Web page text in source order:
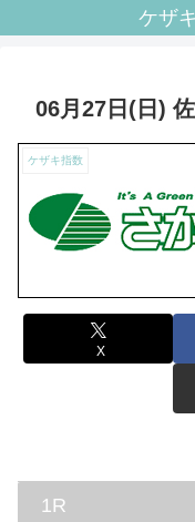
ケザ
06月27日(日)
ケザキ指数
X
1R